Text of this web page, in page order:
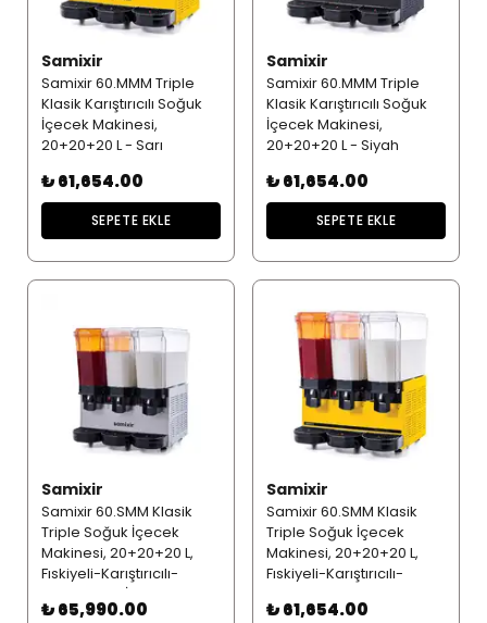
Samixir
Samixir 60.MMM Triple
Klasik Karıştırıcılı Soğuk
İçecek Makinesi,
20+20+20 L - Sarı
₺ 61,654.00
SEPETE EKLE
Samixir
Samixir 60.MMM Triple
Klasik Karıştırıcılı Soğuk
İçecek Makinesi,
20+20+20 L - Siyah
₺ 61,654.00
SEPETE EKLE
Samixir
Samixir 60.SMM Klasik
Triple Soğuk İçecek
Makinesi, 20+20+20 L,
Fıskiyeli-Karıştırıcılı-
Karıştırıcılı - İnox
₺ 65,990.00
Samixir
Samixir 60.SMM Klasik
Triple Soğuk İçecek
Makinesi, 20+20+20 L,
Fıskiyeli-Karıştırıcılı-
₺ 61,654.00